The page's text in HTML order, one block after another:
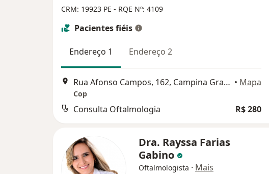
CRM: 19923 PE - RQE Nº: 4109
Pacientes fiéis
Endereço 1 Endereço 2
Rua Afonso Campos, 162, Campina Grande • Mapa
Cop
Consulta Oftalmologia R$ 280
Dra. Rayssa Farias
Gabino
Oftalmologista · Mais